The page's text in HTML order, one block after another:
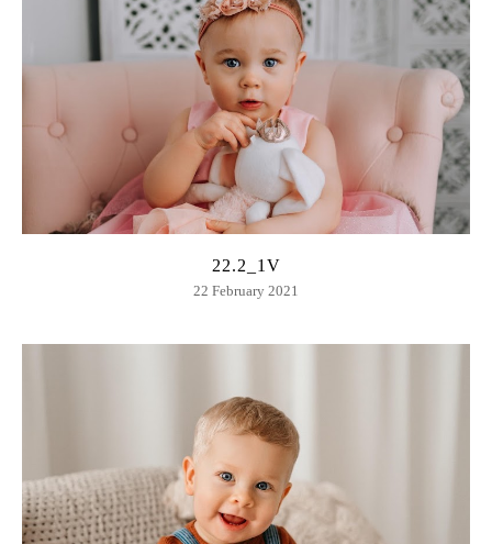
22.2_1V
22 February 2021